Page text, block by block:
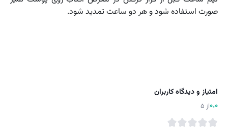
صورت استفاده شود و هر دو ساعت تمدید شود.
امتیاز و دیدگاه کاربران
0.0از 5